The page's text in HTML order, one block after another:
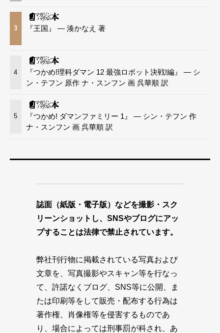
3 『王国』 — 湊かなえ 著
4
『つかめ!理科ダマン 12 最強ロボット決戦!編』 — シ
ン・テフン 原作 ナ・スンフン 画 呉華順 訳
5
『つかめ! ダマンファミリー 1』 — シン・テフン 作
ナ・スンフン 画 呉華順 訳
誌面（紙版・電子版）などを撮影・スク
リーンショットし、SNSやブログにアッ
プすることは法律で禁止されています。
弊社刊行物に掲載されている写真および
文章を、写真撮影やスキャン等を行なっ
て、許諾なくブログ、SNS等に公開、ま
たは印刷等をして販売・配布する行為は
著作権、肖像権等を侵害するものであ
り、場合によっては刑事罰が科され、あ